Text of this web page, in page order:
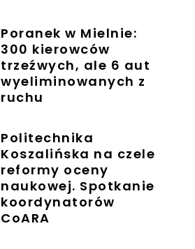
Poranek w Mielnie:
300 kierowców
trzeźwych, ale 6 aut
wyeliminowanych z
ruchu
Politechnika
Koszalińska na czele
reformy oceny
naukowej. Spotkanie
koordynatorów
CoARA